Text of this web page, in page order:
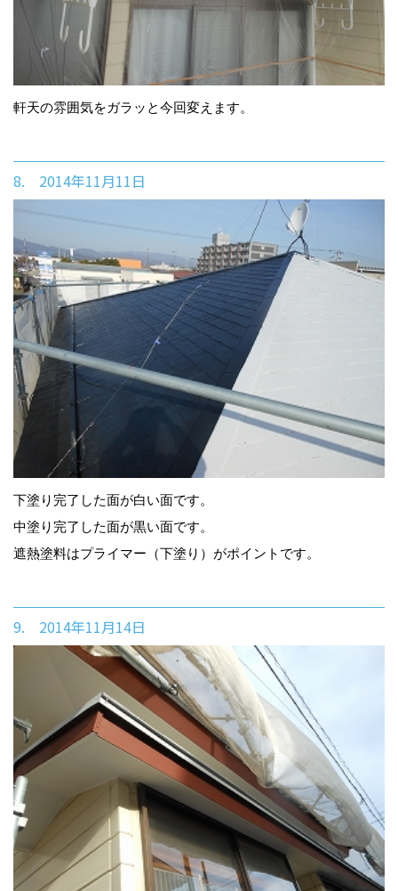
軒天の雰囲気をガラッと今回変えます。
8. 2014年11月11日
下塗り完了した面が白い面です。
中塗り完了した面が黒い面です。
遮熱塗料はプライマー（下塗り）がポイントです。
9. 2014年11月14日